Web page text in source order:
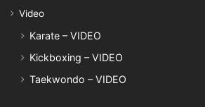
Video
Karate – VIDEO
Kickboxing – VIDEO
Taekwondo – VIDEO